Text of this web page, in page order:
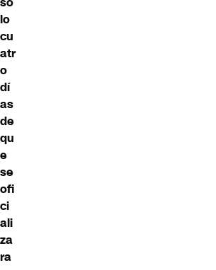
lo
cu
atr
o
dí
as
de
qu
e
se
ofi
ci
ali
za
ra